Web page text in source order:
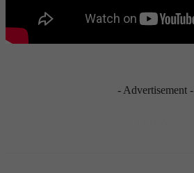
- Advertisement -